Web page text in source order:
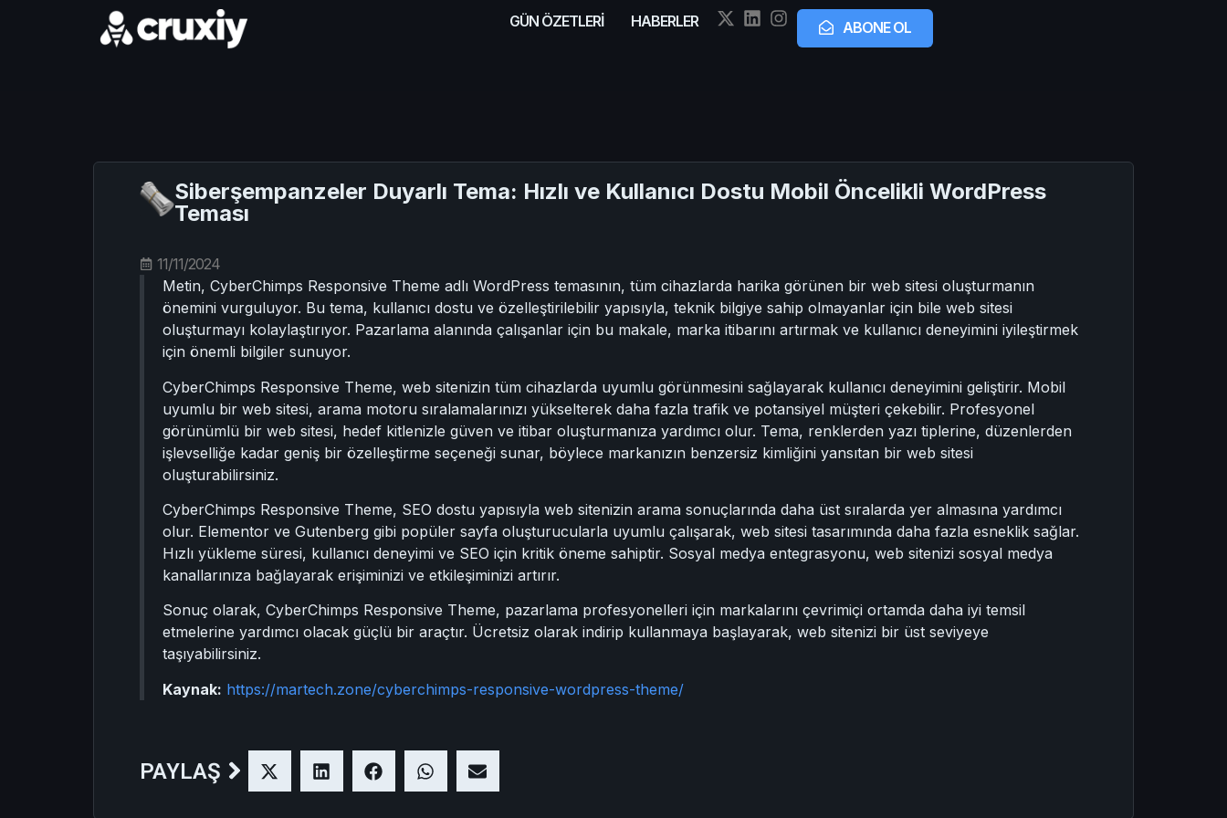
GÜN ÖZETLERİ HABERLER ABONE OL
Siberşempanzeler Duyarlı Tema: Hızlı ve Kullanıcı Dostu Mobil Öncelikli WordPress
Teması
11/11/2024
Metin, CyberChimps Responsive Theme adlı WordPress temasının, tüm cihazlarda harika görünen bir web sitesi oluşturmanın
önemini vurguluyor. Bu tema, kullanıcı dostu ve özelleştirilebilir yapısıyla, teknik bilgiye sahip olmayanlar için bile web sitesi
oluşturmayı kolaylaştırıyor. Pazarlama alanında çalışanlar için bu makale, marka itibarını artırmak ve kullanıcı deneyimini iyileştirmek
için önemli bilgiler sunuyor.
CyberChimps Responsive Theme, web sitenizin tüm cihazlarda uyumlu görünmesini sağlayarak kullanıcı deneyimini geliştirir. Mobil
uyumlu bir web sitesi, arama motoru sıralamalarınızı yükselterek daha fazla trafik ve potansiyel müşteri çekebilir. Profesyonel
görünümlü bir web sitesi, hedef kitlenizle güven ve itibar oluşturmanıza yardımcı olur. Tema, renklerden yazı tiplerine, düzenlerden
işlevselliğe kadar geniş bir özelleştirme seçeneği sunar, böylece markanızın benzersiz kimliğini yansıtan bir web sitesi
oluşturabilirsiniz.
CyberChimps Responsive Theme, SEO dostu yapısıyla web sitenizin arama sonuçlarında daha üst sıralarda yer almasına yardımcı
olur. Elementor ve Gutenberg gibi popüler sayfa oluşturucularla uyumlu çalışarak, web sitesi tasarımında daha fazla esneklik sağlar.
Hızlı yükleme süresi, kullanıcı deneyimi ve SEO için kritik öneme sahiptir. Sosyal medya entegrasyonu, web sitenizi sosyal medya
kanallarınıza bağlayarak erişiminizi ve etkileşiminizi artırır.
Sonuç olarak, CyberChimps Responsive Theme, pazarlama profesyonelleri için markalarını çevrimiçi ortamda daha iyi temsil
etmelerine yardımcı olacak güçlü bir araçtır. Ücretsiz olarak indirip kullanmaya başlayarak, web sitenizi bir üst seviyeye
taşıyabilirsiniz.
Kaynak: https://martech.zone/cyberchimps-responsive-wordpress-theme/
PAYLAŞ